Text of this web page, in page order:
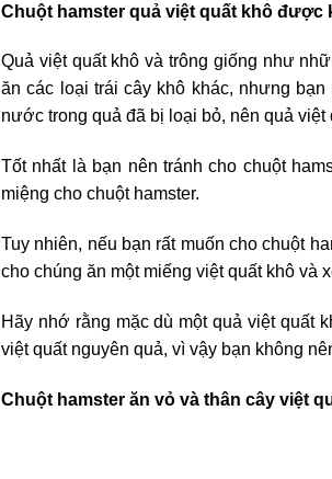
Chuột hamster quả việt quất khô được
Quả việt quất khô và trông giống như
ăn các loại trái cây khô khác, nhưng
nước trong quả đã bị loại bỏ, nên quả
Tốt nhất là bạn nên tránh cho chuột
miệng cho chuột hamster.
Tuy nhiên, nếu bạn rất muốn cho chuột
cho chúng ăn một miếng việt quất khô và
Hãy nhớ rằng mặc dù một quả việt quất
việt quất nguyên quả, vì vậy bạn không
Chuột hamster ăn vỏ và thân cây việt